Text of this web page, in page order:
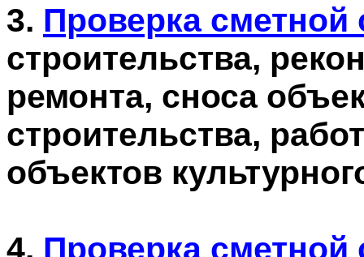
3. Проверка сметной
строительства,
ремонта, сноса
строительства,
объектов
4. Проверка сметной